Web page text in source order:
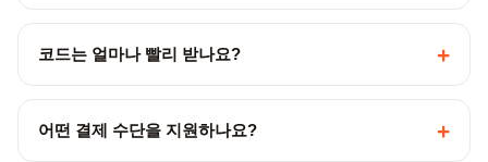
코드는 얼마나 빨리 받나요? +
어떤 결제 수단을 지원하나요? +